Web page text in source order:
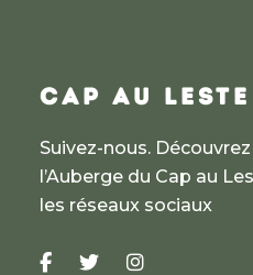
CAP AU LESTE
Suivez-nous.
l’Auberge du Cap au
les réseaux sociaux